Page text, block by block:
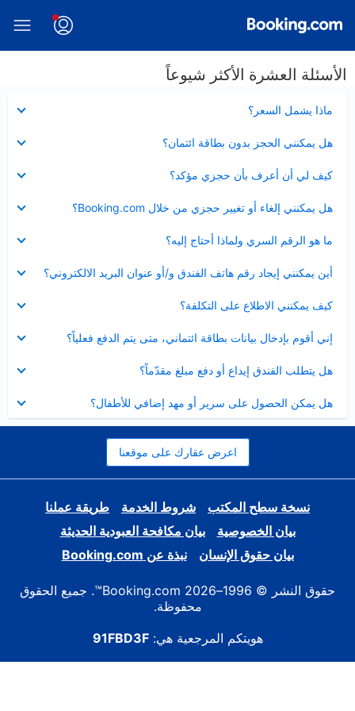
الأسئلة العشرة الأكثر شيوعاً
ماذا يشمل السعر؟
مصغر
هل يمكنني الحجز بدون بطاقة ائتمان؟
مصغر
كيف لي أن أعرف بأن حجزي مؤكد؟
مصغر
هل يمكنني إلغاء أو تغيير حجزي من خلال Booking.com؟
مصغر
ما هو الرقم السري ولماذا أحتاج إليه؟
مصغر
أين يمكنني إيجاد رقم هاتف الفندق و/أو عنوان البريد الالكتروني؟
عرض
مصغر
كيف يمكنني الاطلاع على التكلفة؟
مصغر
إني أقوم بإدخال بيانات بطاقة ائتماني، متى يتم الدفع فعلياً؟
مصغر
هل يتطلب الفندق إيداع أو دفع مبلغ مقدّماً؟
مصغر
هل يمكن الحصول على سرير أو مهد إضافي للأطفال؟
مصغر
اعرض عقارك على موقعنا
نسخة سطح المكتب شروط الخدمة
طريقة عملنا
بيان الخصوصية
بيان مكافحة العبودية الحديثة
بيان حقوق الإنسان
نبذة عن Booking.com
حقوق النشر © 1996–2026 Booking.com™. جميع الحقوق
محفوظة.
هويتكم المرجعية هي:91FBD3F